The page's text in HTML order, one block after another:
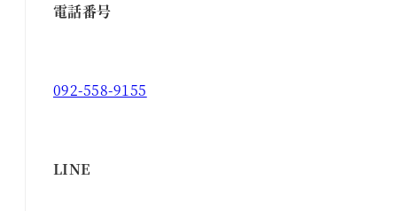
電話番号
092-558-9155
LINE